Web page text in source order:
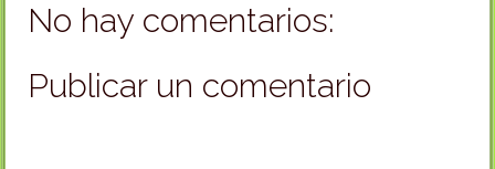
No hay comentarios:
Publicar un comentario